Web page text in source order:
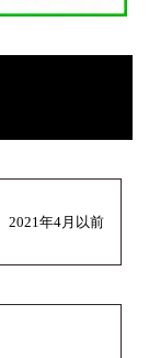
2021年4月以前